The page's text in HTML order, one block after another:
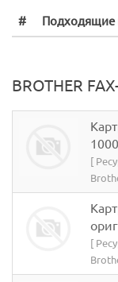
# Подходящие
BROTHER
[
[